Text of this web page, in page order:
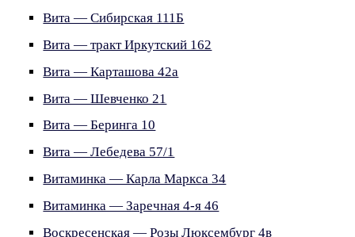
Вита — Сибирская 111Б
Вита — тракт Иркутский 162
Вита — Карташова 42а
Вита — Шевченко 21
Вита — Беринга 10
Вита — Лебедева 57/1
Витаминка — Карла Маркса 34
Витаминка — Заречная 4-я 46
Воскресенская — Розы Люксембург 4в